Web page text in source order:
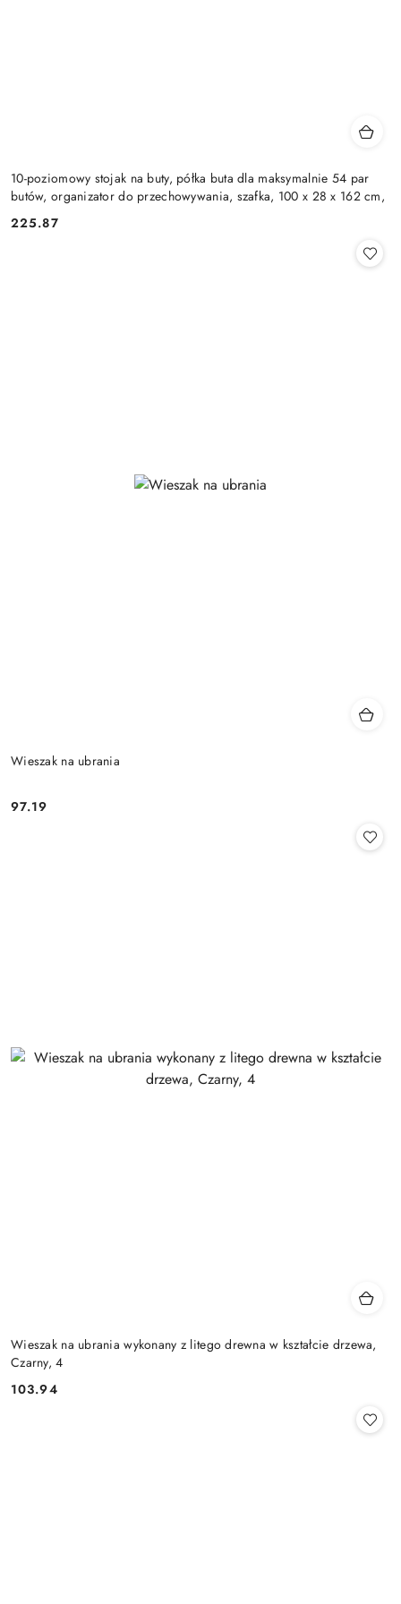
10-poziomowy stojak na buty, półka buta dla maksymalnie 54 par
butów, organizator do przechowywania, szafka, 100 x 28 x 162 cm,
Cena:
225.87
Wieszak na ubrania
Cena:
97.19
Wieszak na ubrania wykonany z litego drewna w kształcie drzewa,
Czarny, 4
Cena:
103.94